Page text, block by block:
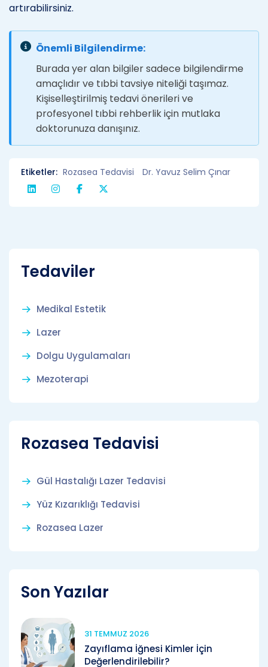
artırabilirsiniz.
Önemli Bilgilendirme:
Burada yer alan bilgiler sadece bilgilendirme
amaçlıdır ve tıbbi tavsiye niteliği taşımaz.
Kişiselleştirilmiş tedavi önerileri ve
profesyonel tıbbi rehberlik için mutlaka
doktorunuza danışınız.
Etiketler: Rozasea Tedavisi Dr. Yavuz Selim Çınar
Tedaviler
Medikal Estetik
Lazer
Dolgu Uygulamaları
Mezoterapi
Rozasea Tedavisi
Gül Hastalığı Lazer Tedavisi
Yüz Kızarıklığı Tedavisi
Rozasea Lazer
Son Yazılar
31 TEMMUZ 2026
Zayıflama İğnesi Kimler İçin
Değerlendirilebilir?